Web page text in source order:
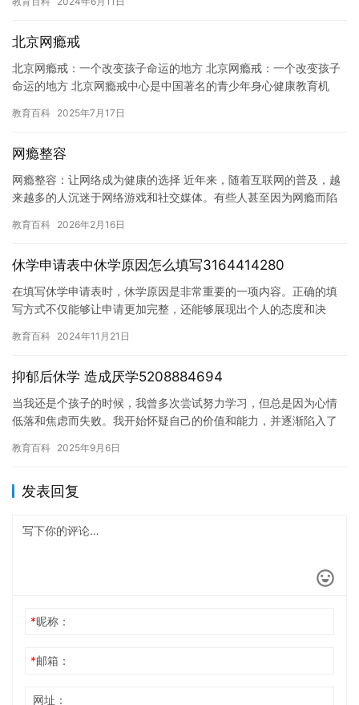
对…
北京网瘾戒
北京网瘾戒：一个改变孩子命运的地方 北京网瘾戒：一个改变孩子
命运的地方 北京网瘾戒中心是中国著名的青少年身心健康教育机
里，…
教育百科 2025年7月17日
网瘾整容
网瘾整容：让网络成为健康的选择 近年来，随着互联网的普及，越
来越多的人沉迷于网络游戏和社交媒体。有些人甚至因为网瘾而陷
整容…
教育百科 2026年2月16日
休学申请表中休学原因怎么填写3164414280
在填写休学申请表时，休学原因是非常重要的一项内容。正确的填
写方式不仅能够让申请更加完整，还能够展现出个人的态度和决
应该真…
教育百科 2024年11月21日
抑郁后休学 造成厌学5208884694
当我还是个孩子的时候，我曾多次尝试努力学习，但总是因为心情
低落和焦虑而失败。我开始怀疑自己的价值和能力，并逐渐陷入了
第二次…
教育百科 2025年9月6日
发表回复
*昵称：
*邮箱：
网址：